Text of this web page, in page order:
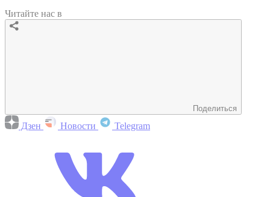
Читайте нас в
Поделиться
Дзен Новости Telegram